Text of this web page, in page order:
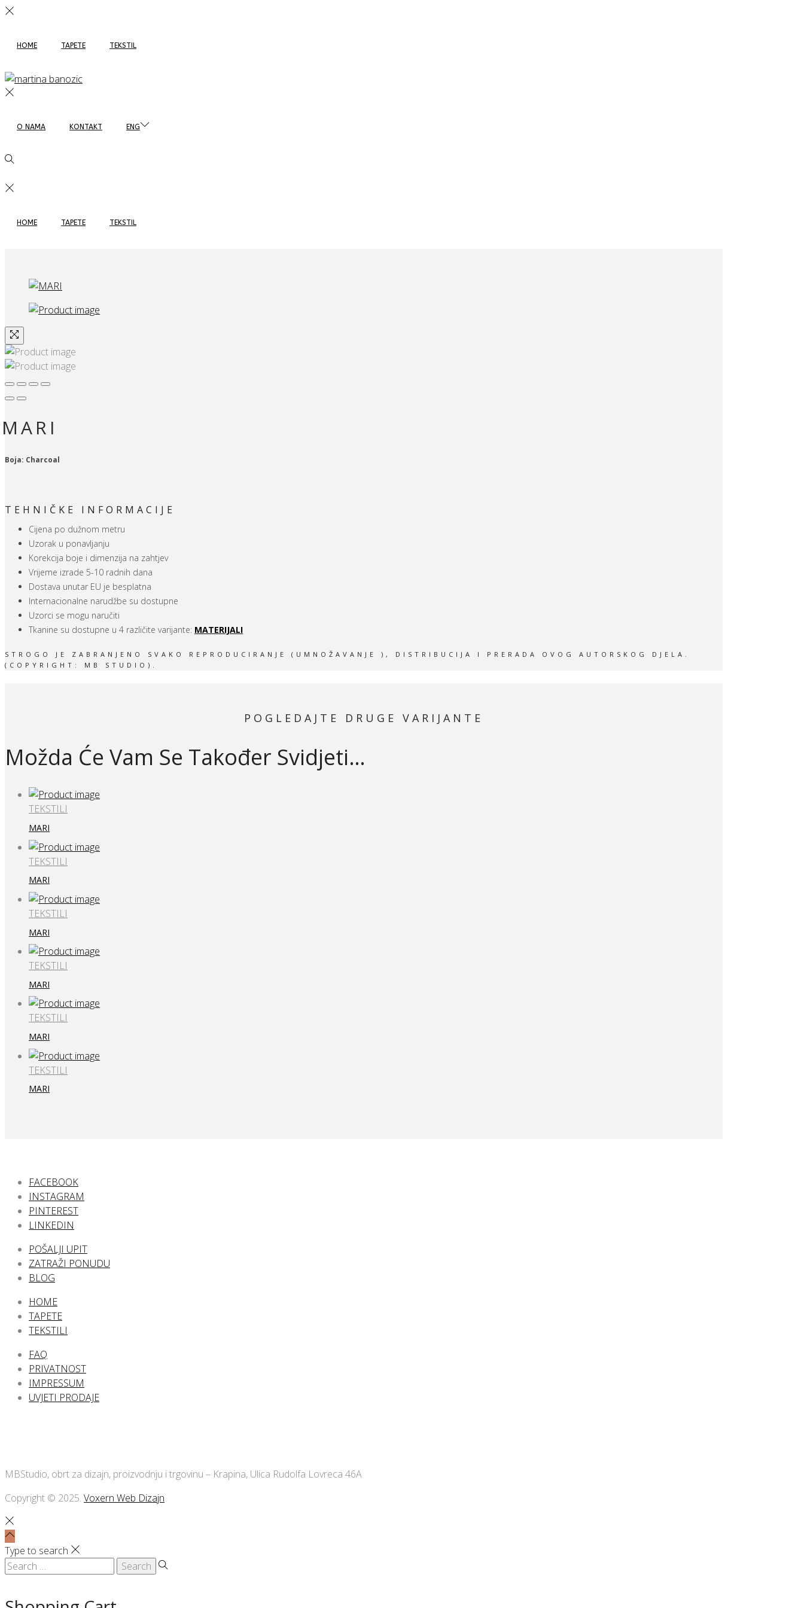
HOME TAPETE TEKSTIL
O NAMA KONTAKT ENG
HOME TAPETE TEKSTIL
MARI
Boja: Charcoal
TEHNIČKE INFORMACIJE
Cijena po dužnom metru
Uzorak u ponavljanju
Korekcija boje i dimenzija na zahtjev
Vrijeme izrade 5-10 radnih dana
Dostava unutar EU je besplatna
Internacionalne narudžbe su dostupne
Uzorci se mogu naručiti
Tkanine su dostupne u 4 različite varijante: MATERIJALI
STROGO JE ZABRANJENO SVAKO REPRODUCIRANJE (UMNOŽAVANJE ), DISTRIBUCIJA I PRERADA OVOG AUTORSKOG DJELA.
(COPYRIGHT: MB STUDIO).
POGLEDAJTE DRUGE VARIJANTE
Možda Će Vam Se Također Svidjeti…
TEKSTILI
MARI
TEKSTILI
MARI
TEKSTILI
MARI
TEKSTILI
MARI
TEKSTILI
MARI
TEKSTILI
MARI
FACEBOOK
INSTAGRAM
PINTEREST
LINKEDIN
POŠALJI UPIT
ZATRAŽI PONUDU
BLOG
HOME
TAPETE
TEKSTILI
FAQ
PRIVATNOST
IMPRESSUM
UVJETI PRODAJE
MBStudio, obrt za dizajn, proizvodnju i trgovinu – Krapina, Ulica Rudolfa Lovreca 46A
Copyright © 2025. Voxern Web Dizajn
Type to search
Search
for: